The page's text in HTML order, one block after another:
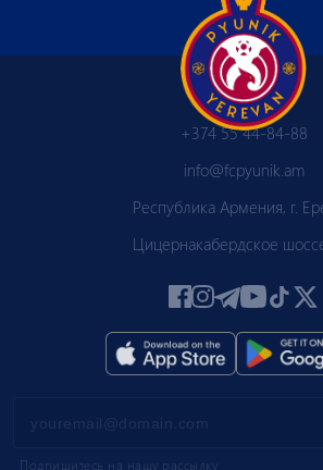
+374 55 44-84-88
info@fcpyunik.am
Республика Армения, г.
Цицернакабердское
Подпишитесь на нашу рассылку